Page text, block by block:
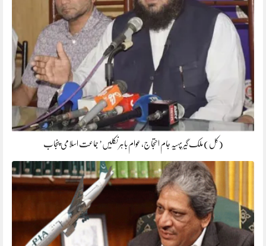
(کل) ملک گیر پہیہ جام احتجاج، عوام باہر نکلیں’ جماعت اسلامی پنجاب